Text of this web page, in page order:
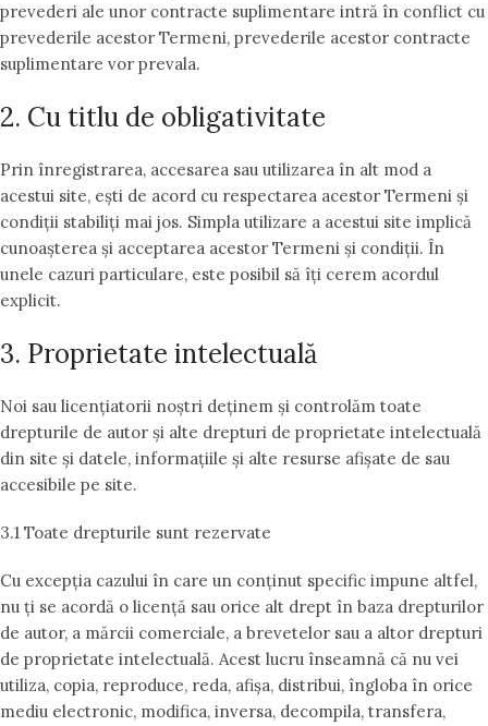
prevederi ale unor contracte suplimentare intră în conflict cu
prevederile acestor Termeni, prevederile acestor contracte
suplimentare vor prevala.
2. Cu titlu de obligativitate
Prin înregistrarea, accesarea sau utilizarea în alt mod a
acestui site, ești de acord cu respectarea acestor Termeni și
condiții stabiliți mai jos. Simpla utilizare a acestui site implică
cunoașterea și acceptarea acestor Termeni și condiții. În
unele cazuri particulare, este posibil să îți cerem acordul
explicit.
3. Proprietate intelectuală
Noi sau licențiatorii noștri deținem și controlăm toate
drepturile de autor și alte drepturi de proprietate intelectuală
din site și datele, informațiile și alte resurse afișate de sau
accesibile pe site.
3.1 Toate drepturile sunt rezervate
Cu excepția cazului în care un conținut specific impune altfel,
nu ți se acordă o licență sau orice alt drept în baza drepturilor
de autor, a mărcii comerciale, a brevetelor sau a altor drepturi
de proprietate intelectuală. Acest lucru înseamnă că nu vei
utiliza, copia, reproduce, reda, afișa, distribui, îngloba în orice
mediu electronic, modifica, inversa, decompila, transfera,